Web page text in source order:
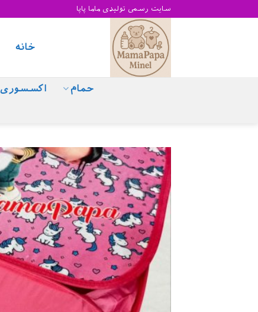
سایت رسمی تولیدی ماما پاپا
خانه
حمام اکسسوری